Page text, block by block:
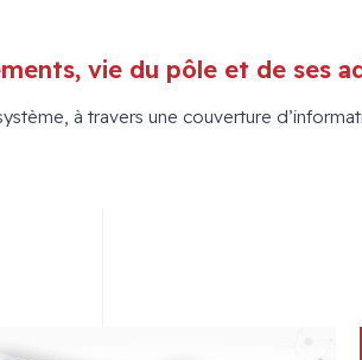
vie du pôle et de ses
à travers une couverture